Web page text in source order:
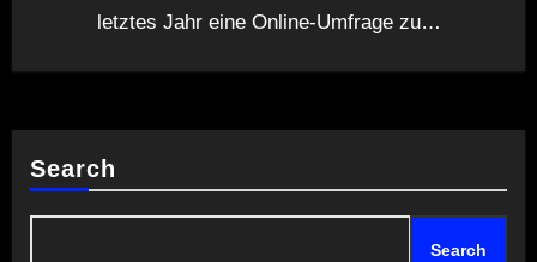
letztes Jahr eine Online-Umfrage zu…
Search
Search